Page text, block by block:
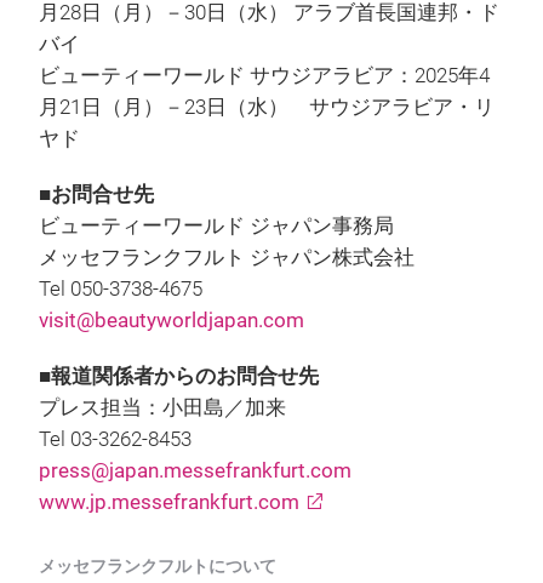
月28日（月）－30日（水） アラブ首長国連邦・ド
バイ
ビューティーワールド サウジアラビア：2025年4
月21日（月）－23日（水） サウジアラビア・リ
ヤド
■お問合せ先
ビューティーワールド ジャパン事務局
メッセフランクフルト ジャパン株式会社
Tel 050-3738-4675
visit@beautyworldjapan.com
■報道関係者からのお問合せ先
プレス担当：小田島／加来
Tel 03-3262-8453
press@japan.messefrankfurt.com
www.jp.messefrankfurt.com
メッセフランクフルトについて